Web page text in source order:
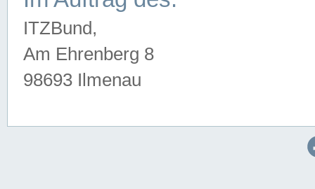
ITZBund,
Am Ehrenberg 8
98693 Ilmenau